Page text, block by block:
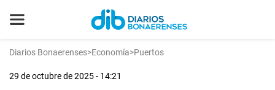
Diarios Bonaerenses>Economía>Puertos
29 de octubre de 2025 - 14:21